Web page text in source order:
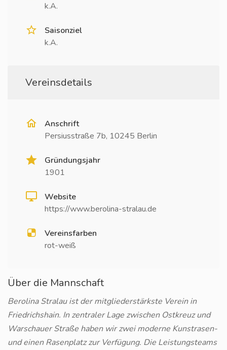
k.A.
Saisonziel
k.A.
Vereinsdetails
Anschrift
Persiusstraße 7b, 10245 Berlin
Gründungsjahr
1901
Website
https://www.berolina-stralau.de
Vereinsfarben
rot-weiß
Über die Mannschaft
Berolina Stralau ist der mitgliederstärkste Verein in
Friedrichshain. In zentraler Lage zwischen Ostkreuz und
Warschauer Straße haben wir zwei moderne Kunstrasen-
und einen Rasenplatz zur Verfügung. Die Leistungsteams